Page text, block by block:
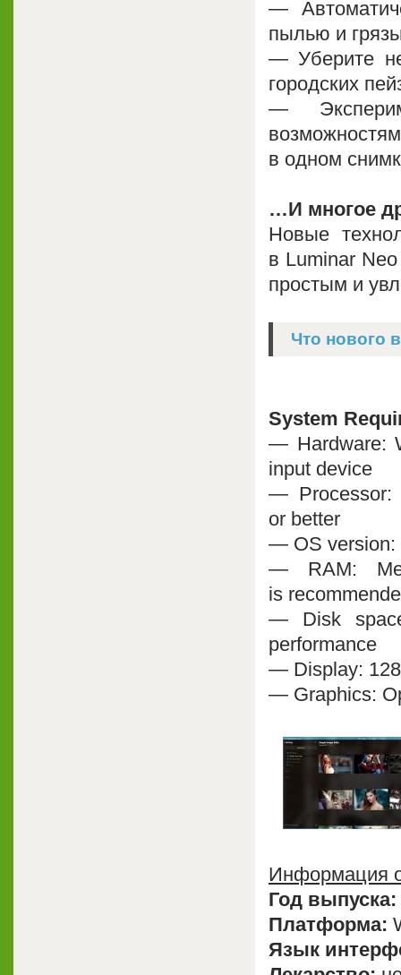
—
пылью и
— Уберите
городских
—
в одном
…И многое
Новые
в Luminar
простым и
Что нового
System
— Hardware:
input device
—
or better
— OS version:
— RAM:
is
— Disk
performance
— Display:
— Graphics:
Информация
Год выпуска:
Платформа:
Язык